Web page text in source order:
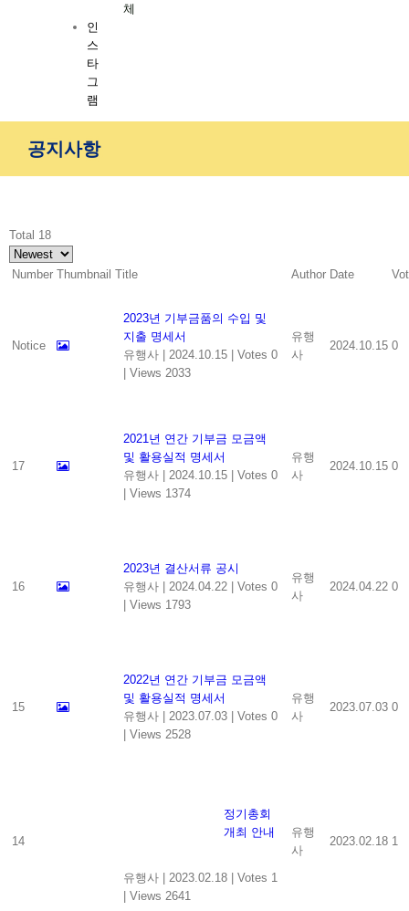
체
인
스
타
그
램
공지사항
Total 18
Number Thumbnail Title Author Date
Notice
2023년 기부금품의 수입 및
지출 명세서
유행사
2024.10.15
Votes 0
Views 2033
유행
사
2024.10.15 0
17
2021년 연간 기부금 모금액
및 활용실적 명세서
유행사
2024.10.15
Votes 0
Views 1374
유행
사
2024.10.15 0
16
2023년 결산서류 공시
유행사
2024.04.22
Votes 0
Views 1793
유행
사
2024.04.22 0
15
2022년 연간 기부금 모금액
및 활용실적 명세서
유행사
2023.07.03
Votes 0
Views 2528
유행
사
2023.07.03 0
14
정기총회
개최 안내
유행사 2023.02.18
Votes 1
Views 2641
유행
사
2023.02.18 1